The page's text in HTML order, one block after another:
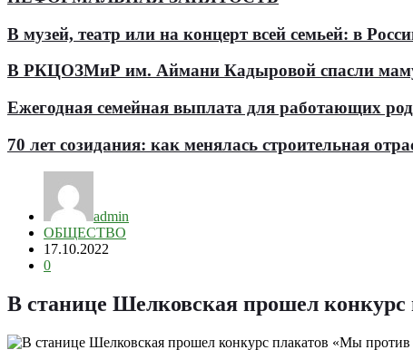
В музей, театр или на концерт всей семьей: в
В РКЦОЗМиР им. Аймани Кадыровой спасли
Ежегодная семейная выплата для работающих
70 лет созидания: как менялась строительная
admin
ОБЩЕСТВО
17.10.2022
0
В станице Шелковская прошел